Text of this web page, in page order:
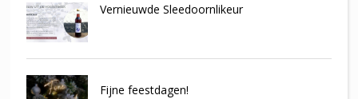
Vernieuwde Sleedoornlikeur
Fijne feestdagen!